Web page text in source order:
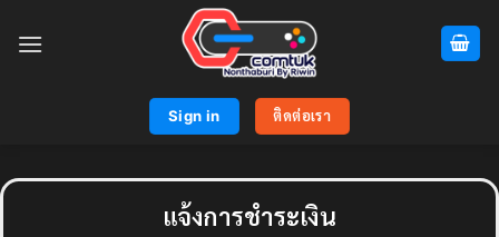
Sign in ติดต่อเรา
แจ้งการชำระเงิน